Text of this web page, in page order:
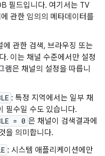
필드입니다. 여기서는 TV
관한 임의의 메타데이터를
에 관한 검색, 브라우징 또는
. 이는 채널 수준에서만 설정
램은 채널의 설정을 따릅니
: 특정 지역에서는 일부 채
필수일 수도 있습니다.
= 0 은 채널이 검색결과에
을 의미합니다.
: 시스템 애플리케이션에만